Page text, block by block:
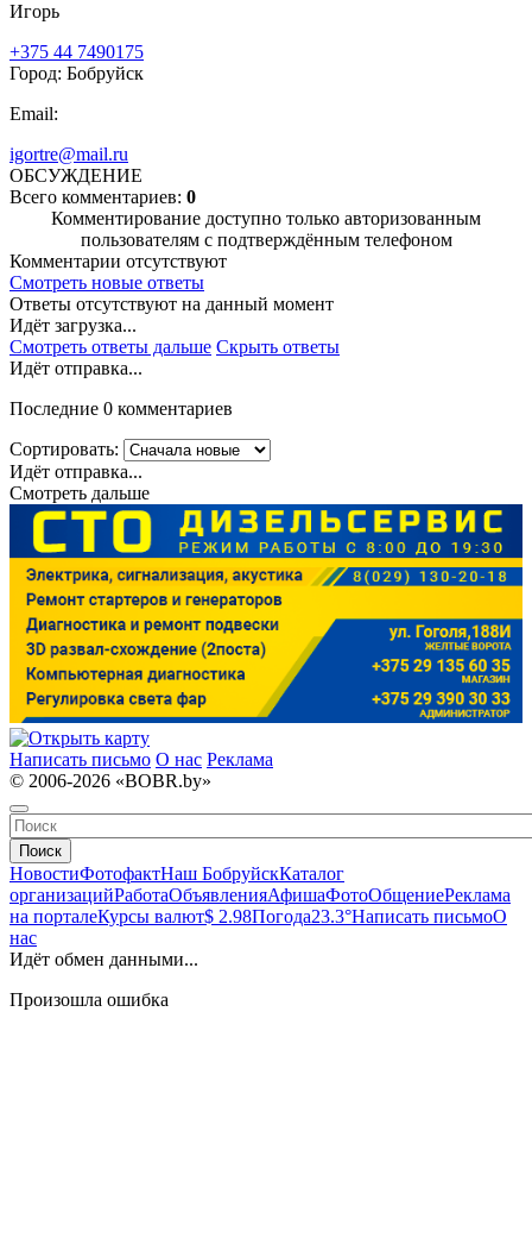
Игорь
+375 44 7490175
Город: Бобруйск
Email:
igortre@mail.ru
ОБСУЖДЕНИЕ
Всего комментариев: 0
Комментирование доступно только авторизованным
пользователям с подтверждённым телефоном
Комментарии отсутствуют
Смотреть новые ответы
Ответы отсутствуют на данный момент
Идёт загрузка...
Смотреть ответы дальше Скрыть ответы
Идёт отправка...
Последние 0 комментариев
Сортировать:
Идёт отправка...
Смотреть дальше
Написать письмо О нас Реклама
© 2006-2026 «BOBR.by»
Поиск
НовостиФотофактНаш БобруйскКаталог
организацийРаботаОбъявленияАфишаФотоОбщениеРеклама
на порталеКурсы валют$ 2.98Погода23.3°Написать письмоО
нас
Идёт обмен данными...
Произошла ошибка